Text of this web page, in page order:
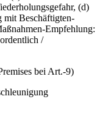
(d)
mit Beschäftigten-
Empfehlung:
/
bei Art.-9)